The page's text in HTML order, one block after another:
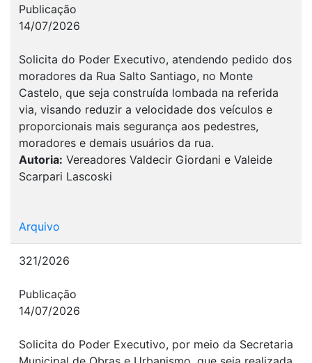
Publicação
14/07/2026
Solicita do Poder Executivo, atendendo pedido dos
moradores da Rua Salto Santiago, no Monte
Castelo, que seja construída lombada na referida
via, visando reduzir a velocidade dos veículos e
proporcionais mais segurança aos pedestres,
moradores e demais usuários da rua.
Autoria: Vereadores Valdecir Giordani e Valeide
Scarpari Lascoski
Arquivo
321/2026
Publicação
14/07/2026
Solicita do Poder Executivo, por meio da Secretaria